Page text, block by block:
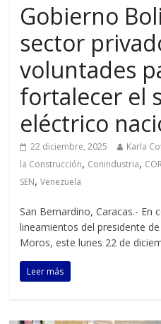
Gobierno
sector
voluntades
fortalecer el
eléctrico
22 diciembre, 2025 Karla
la Construcción, Conindustria,
SEN,Venezuela
San Bernardino, Caracas.- En
lineamientos del presidente
Moros, este lunes 22 de
Leer más